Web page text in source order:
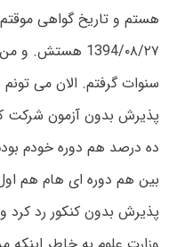
هستم و تاریخ گواهی
1394/۰۸/۲۷
سنوات گرفتم. الان می تونم
پذیرش بدون آزمون شرکت
ده درصد هم دوره خودم
بین هم دوره ای هام هم
پذیرش بدون کنکور رد کرد